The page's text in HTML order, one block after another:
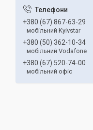
+380 (67) 867-63-29
мобільний Kyivstar
+380 (50) 362-10-34
мобільний Vodafone
+380 (67) 520-74-00
мобільний офіс